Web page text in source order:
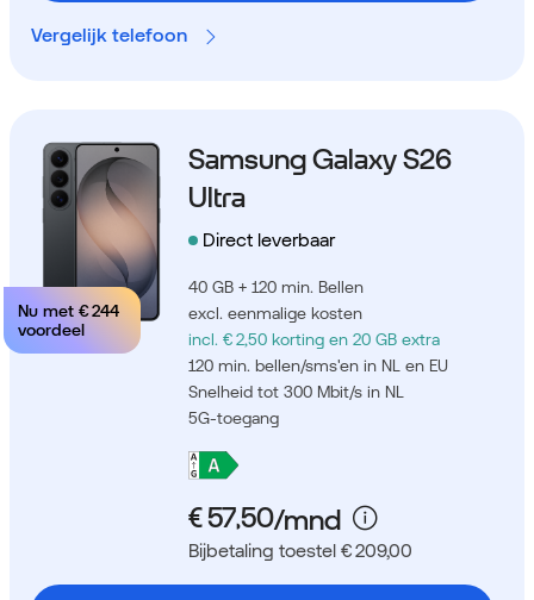
Vergelijk telefoon
Nu met € 244
voordeel
Samsung Galaxy S26
Ultra
Direct leverbaar
40 GB + 120 min. Bellen
excl. eenmalige kosten
incl. € 2,50 korting en 20 GB extra
120 min. bellen/sms'en in NL en EU
Snelheid tot 300 Mbit/s in NL
5G-toegang
Bijbetaling toestel € 209,00